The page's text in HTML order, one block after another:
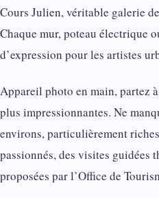
Cours Julien, véritable galerie de
Chaque mur, poteau électrique
d’expression pour les artistes
Appareil photo en main, partez
plus impressionnantes. Ne
environs, particulièrement
passionnés, des visites guidées
proposées par l’Office de